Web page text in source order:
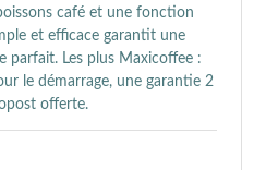
café et une fonction
et efficace garantit une
parfait. Les plus Maxicoffee :
le démarrage, une garantie 2
offerte.